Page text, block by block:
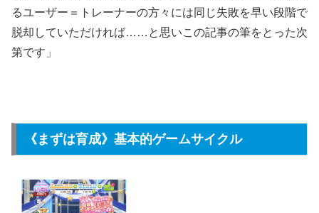
るユーザー＝トレーナーの方々には同じ失敗を早い段階で
脱却していただければ……と思いこの記事の筆をとった次
第です」
《まずは育成》基本的ゲームサイクル